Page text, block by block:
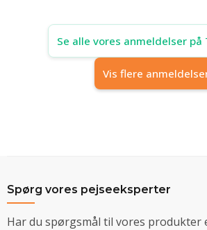
Se alle vores anmeldelser
Vis flere
Spørg vores pejseeksperter
Har du spørgsmål til vores produkter